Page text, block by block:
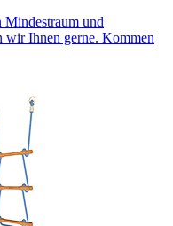
Mindestraum und
wir Ihnen gerne. Kommen